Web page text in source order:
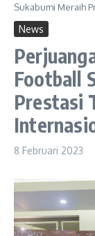
Sukabumi Meraih
News
Football
Prestasi
8 Februari 2023